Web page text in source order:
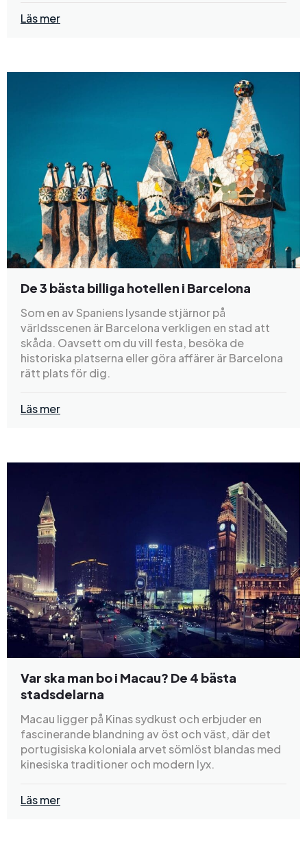
Läs mer
De 3 bästa billiga hotellen i Barcelona
Som en av Spaniens lysande stjärnor på
världsscenen är Barcelona verkligen en stad att
skåda. Oavsett om du vill festa, besöka de
historiska platserna eller göra affärer är Barcelona
rätt plats för dig.
Läs mer
Var ska man bo i Macau? De 4 bästa
stadsdelarna
Macau ligger på Kinas sydkust och erbjuder en
fascinerande blandning av öst och väst, där det
portugisiska koloniala arvet sömlöst blandas med
kinesiska traditioner och modern lyx.
Läs mer